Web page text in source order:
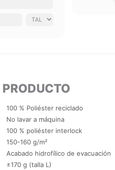
100 % Poliéster reciclado
No lavar a máquina
100 % poliéster interlock
150-160 g/m²
Acabado hidrofílico de evacuación
±170 g (talla L)